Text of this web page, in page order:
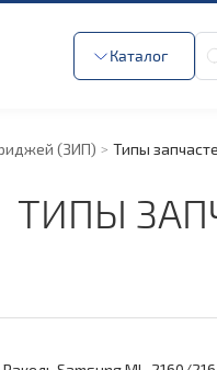
Каталог
(ЗИП) Типы
ТИПЫ